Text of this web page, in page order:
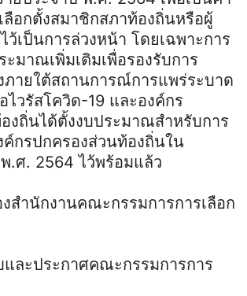
ลือกตั้งสมาชิกสภาท้องถิ่นหรือผู้
ว้เป็นการล่วงหน้า โดยเฉพาะการ
ะมาณเพิ่มเติมเพื่อรองรับการ
ภายใต้สถานการณ์การแพร่ระบาด
ไวรัสโควิด-19 และองค์กร
งถิ่นได้ตั้งงบประมาณสำหรับการ
ค์กรปกครองส่วนท้องถิ่นใน
.ศ. 2564 ไว้พร้อมแล้ว
สำนักงานคณะกรรมการการเลือก
และประกาศคณะกรรมการการ